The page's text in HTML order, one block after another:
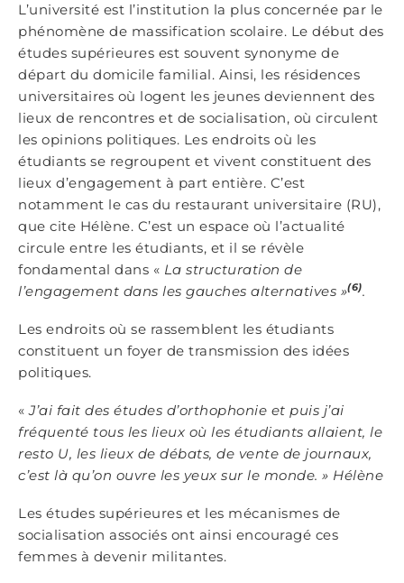
L’université est l’institution la plus concernée par le
phénomène de massification scolaire. Le début des
études supérieures est souvent synonyme de
départ du domicile familial. Ainsi, les résidences
universitaires où logent les jeunes deviennent des
lieux de rencontres et de socialisation, où circulent
les opinions politiques. Les endroits où les
étudiants se regroupent et vivent constituent des
lieux d’engagement à part entière. C’est
notamment le cas du restaurant universitaire (RU),
que cite Hélène. C’est un espace où l’actualité
circule entre les étudiants, et il se révèle
fondamental dans « La structuration de
l’engagement dans les gauches alternatives »(6).
Les endroits où se rassemblent les étudiants
constituent un foyer de transmission des idées
politiques.
«J’ai fait des études d’orthophonie et puis j’ai
fréquenté tous les lieux où les étudiants allaient, le
resto U, les lieux de débats, de vente de journaux,
c’est là qu’on ouvre les yeux sur le monde. » Hélène
Les études supérieures et les mécanismes de
socialisation associés ont ainsi encouragé ces
femmes à devenir militantes.